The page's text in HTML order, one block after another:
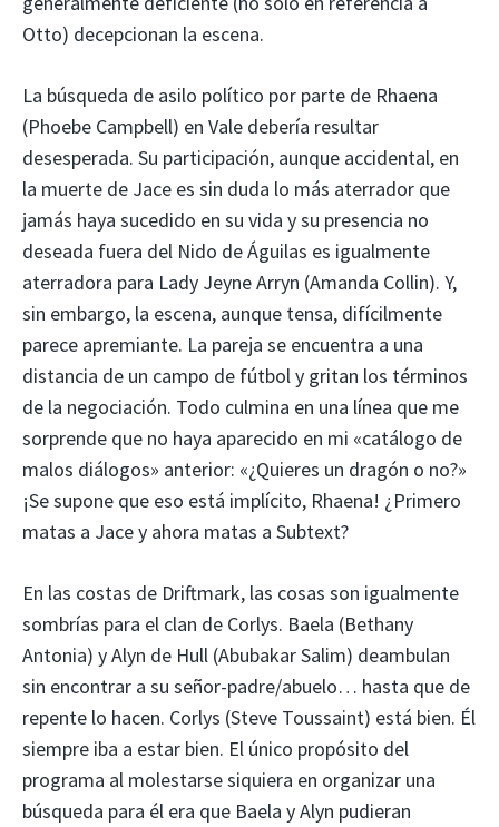
Otto) decepcionan la escena.
La búsqueda de asilo político por parte de Rhaena
(Phoebe Campbell) en Vale debería resultar
desesperada. Su participación, aunque accidental, en
la muerte de Jace es sin duda lo más aterrador que
jamás haya sucedido en su vida y su presencia no
deseada fuera del Nido de Águilas es igualmente
aterradora para Lady Jeyne Arryn (Amanda Collin). Y,
sin embargo, la escena, aunque tensa, difícilmente
parece apremiante. La pareja se encuentra a una
distancia de un campo de fútbol y gritan los términos
de la negociación. Todo culmina en una línea que me
sorprende que no haya aparecido en mi «catálogo de
malos diálogos» anterior: «¿Quieres un dragón o no?»
¡Se supone que eso está implícito, Rhaena! ¿Primero
matas a Jace y ahora matas a Subtext?
En las costas de Driftmark, las cosas son igualmente
sombrías para el clan de Corlys. Baela (Bethany
Antonia) y Alyn de Hull (Abubakar Salim) deambulan
sin encontrar a su señor-padre/abuelo… hasta que de
repente lo hacen. Corlys (Steve Toussaint) está bien. Él
siempre iba a estar bien. El único propósito del
programa al molestarse siquiera en organizar una
búsqueda para él era que Baela y Alyn pudieran